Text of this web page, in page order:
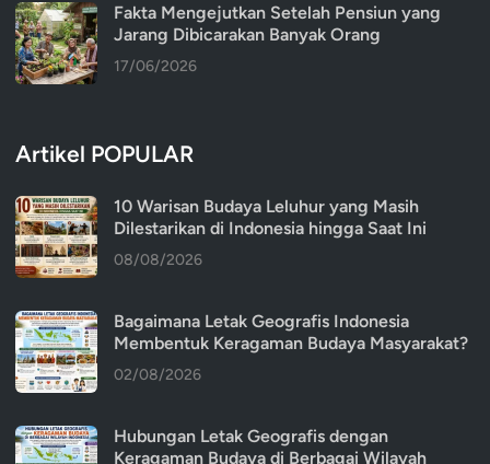
Fakta Mengejutkan Setelah Pensiun yang
Jarang Dibicarakan Banyak Orang
17/06/2026
Artikel POPULAR
10 Warisan Budaya Leluhur yang Masih
Dilestarikan di Indonesia hingga Saat Ini
08/08/2026
Bagaimana Letak Geografis Indonesia
Membentuk Keragaman Budaya Masyarakat?
02/08/2026
Hubungan Letak Geografis dengan
Keragaman Budaya di Berbagai Wilayah